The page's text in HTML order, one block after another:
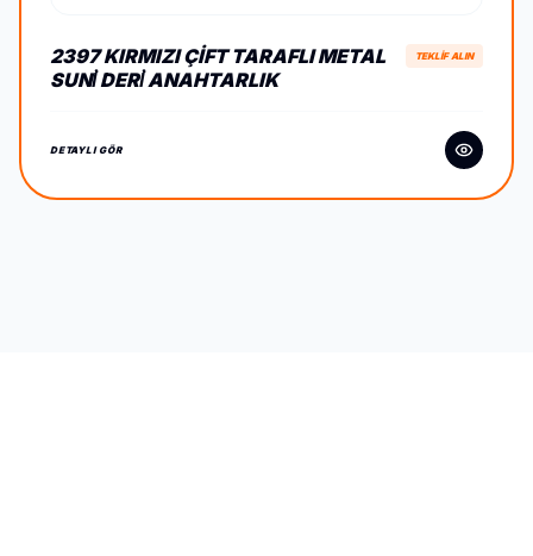
2397 KIRMIZI ÇIFT TARAFLI METAL
SUNİ DERİ ANAHTARLIK
TEKLİF ALIN
DETAYLI GÖR